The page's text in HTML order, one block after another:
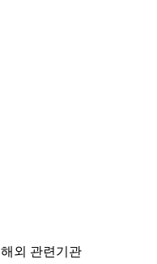
해외 관련기관